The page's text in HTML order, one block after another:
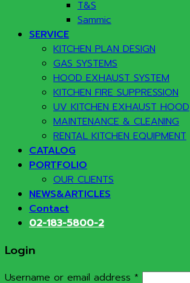
T&S
Sammic
SERVICE
KITCHEN PLAN DESIGN
GAS SYSTEMS
HOOD EXHAUST SYSTEM
KITCHEN FIRE SUPPRESSION
UV KITCHEN EXHAUST HOOD
MAINTENANCE & CLEANING
RENTAL KITCHEN EQUIPMENT
CATALOG
PORTFOLIO
OUR CLIENTS
NEWS&ARTICLES
Contact
02-183-5800-2
Login
Username or email address * Required